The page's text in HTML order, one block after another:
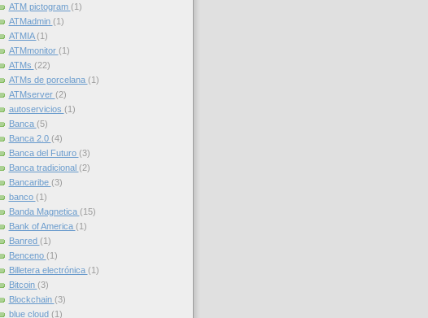
ATM pictogram (1)
ATMadmin (1)
ATMIA(1)
ATMmonitor (1)
ATMs (22)
ATMs de porcelana (1)
ATMserver (2)
autoservicios (1)
Banca (5)
Banca 2.0 (4)
Banca del Futuro (3)
Banca tradicional (2)
Bancaribe (3)
banco (1)
Banda Magnetica (15)
Bank of America (1)
Banred (1)
Benceno (1)
Billetera electrónica (1)
Bitcoin (3)
Blockchain (3)
blue cloud (1)